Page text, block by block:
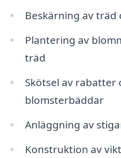
Beskärning av träd
Plantering av
träd
Skötsel av rabatter
blomsterbäddar
Anläggning av
Konstruktion av